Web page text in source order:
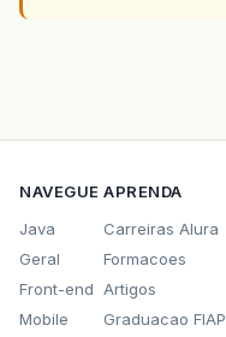
NAVEGUE
Java
Geral
Front-end
Mobile
APRENDA
Carreiras Alura
Formacoes
Artigos
Graduacao FIAP